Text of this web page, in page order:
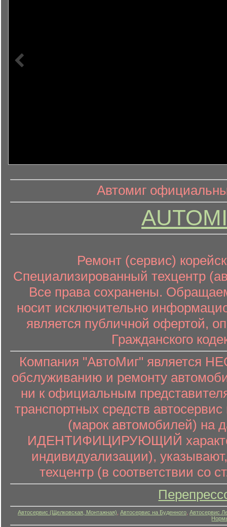
информационный контент
Автомиг
Ремонт (сервис)
Специализированный техцентр
Все права сохранены.
носит исключительно
является публичной офертой,
Гражданского
Компания "АвтоМиг" является
обслуживанию и ремонту
ни к официальным
транспортных средств
(марок автомобилей) на
ИДЕНТИФИЦИРУЮЩИЙ характер
индивидуализации),
техцентр (в соответствии со
Автосервис (Щелковская, Монтажная) Автосервис на Буденного Автосервис